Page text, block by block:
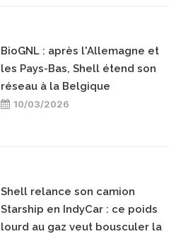
BioGNL : après l'Allemagne et
les Pays-Bas, Shell étend son
réseau à la Belgique
10/03/2026
Shell relance son camion
Starship en IndyCar : ce poids
lourd au gaz veut bousculer la